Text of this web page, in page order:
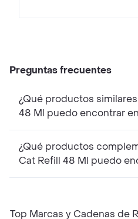
Preguntas frecuentes
¿Qué productos
48 Ml puedo encontrar
¿Qué productos
Cat Refill 48 Ml puedo
Top Marcas y Cadenas de